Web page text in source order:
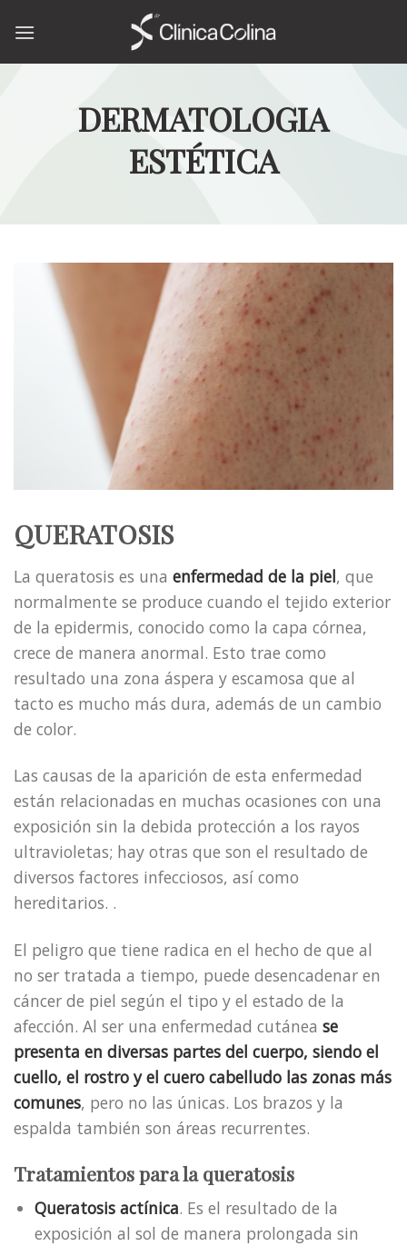
DERMATOLOGIA
ESTÉTICA
QUERATOSIS
La queratosis es una enfermedad de la piel, que
normalmente se produce cuando el tejido exterior
de la epidermis, conocido como la capa córnea,
crece de manera anormal. Esto trae como
resultado una zona áspera y escamosa que al
tacto es mucho más dura, además de un cambio
de color.
Las causas de la aparición de esta enfermedad
están relacionadas en muchas ocasiones con una
exposición sin la debida protección a los rayos
ultravioletas; hay otras que son el resultado de
diversos factores infecciosos, así como
hereditarios. .
El peligro que tiene radica en el hecho de que al
no ser tratada a tiempo, puede desencadenar en
cáncer de piel según el tipo y el estado de la
afección. Al ser una enfermedad cutánea se
presenta en diversas partes del cuerpo, siendo el
cuello, el rostro y el cuero cabelludo las zonas más
comunes, pero no las únicas. Los brazos y la
espalda también son áreas recurrentes.
Tratamientos para la queratosis
Queratosis actínica. Es el resultado de la
exposición al sol de manera prolongada sin